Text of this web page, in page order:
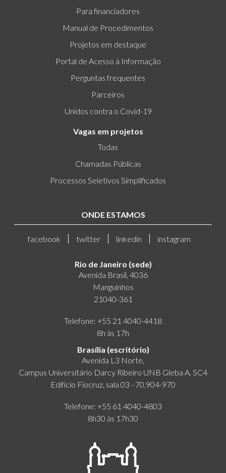
Para financiadores
Manual de Procedimentos
Projetos em destaque
Portal de Acesso à Informação
Perguntas frequentes
Parceiros
Unidos contra o Covid-19
Vagas em projetos
Todas
Chamadas Públicas
Processos Seletivos Simplificados
ONDE ESTAMOS
facebook twitter linkedin instagram
Rio de Janeiro (sede)
Avenida Brasil, 4036
Manguinhos
21040-361
Telefone: +55 21 4040-4418
8h às 17h
Brasília (escritório)
Avenida L3 Norte,
Campus Universitário Darcy Ribeiro UNB Gleba A, SC4
Edifício Fiocruz, sala 03 - 70.904-970
Telefone: +55 61 4040-4803
8h30 às 17h30